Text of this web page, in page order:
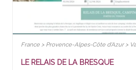
France > Provence-Alpes-Côte d'Azur >
LE RELAIS DE LA BRESQUE